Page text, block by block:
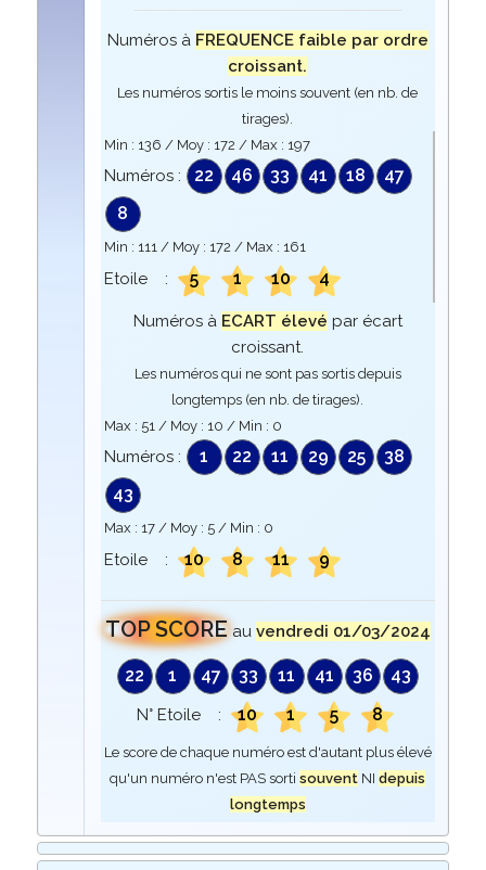
Numéros à FREQUENCE faible par ordre
croissant.
Les numéros sortis le moins souvent (en nb. de
tirages).
Min : 136 / Moy : 172 / Max : 197
Numéros : 22 46 33 41 18
47
8
Min : 111/ Moy : 172 / Max : 161
Etoile : 5 1 10 4
Numéros à ECART élevé par écart
croissant.
Les numéros qui ne sont pas sortis depuis
longtemps (en nb. de tirages).
Max : 51/ Moy : 10 / Min : 0
Numéros : 1 22 11 29 25
38
43
Max : 17/ Moy : 5/ Min : 0
Etoile : 10 8 11 9
TOP SCORE au vendredi 01/03/2024
22 1 47 33 11 41 36 43
N° Etoile : 10 1 5 8
Le score de chaque numéro est d'autant plus élevé
qu'un numéro n'est PAS sortisouvent NIdepuis
longtemps